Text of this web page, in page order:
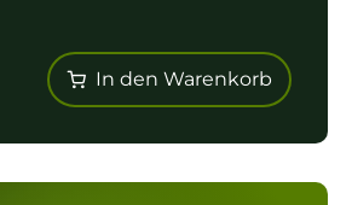
In den Warenkorb